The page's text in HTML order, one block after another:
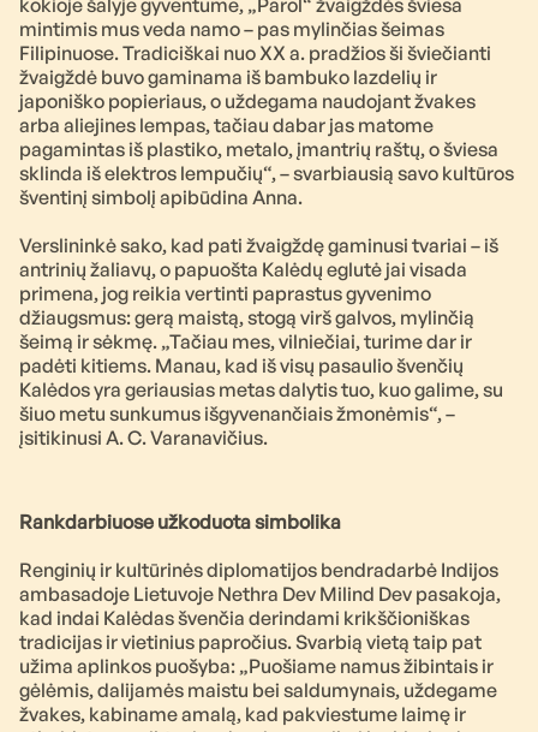
mintimis mus veda namo – pas mylinčias šeimas
Filipinuose. Tradiciškai nuo XX a. pradžios ši šviečianti
žvaigždė buvo gaminama iš bambuko lazdelių ir
japoniško popieriaus, o uždegama naudojant žvakes
arba aliejines lempas, tačiau dabar jas matome
pagamintas iš plastiko, metalo, įmantrių raštų, o šviesa
sklinda iš elektros lempučių“, – svarbiausią savo kultūros
šventinį simbolį apibūdina Anna.
Verslininkė sako, kad pati žvaigždę gaminusi tvariai – iš
antrinių žaliavų, o papuošta Kalėdų eglutė jai visada
primena, jog reikia vertinti paprastus gyvenimo
džiaugsmus: gerą maistą, stogą virš galvos, mylinčią
šeimą ir sėkmę. „Tačiau mes, vilniečiai, turime dar ir
padėti kitiems. Manau, kad iš visų pasaulio švenčių
Kalėdos yra geriausias metas dalytis tuo, kuo galime, su
šiuo metu sunkumus išgyvenančiais žmonėmis“, –
įsitikinusi A. C. Varanavičius.
Rankdarbiuose užkoduota simbolika
Renginių ir kultūrinės diplomatijos bendradarbė Indijos
ambasadoje Lietuvoje Nethra Dev Milind Dev pasakoja,
kad indai Kalėdas švenčia derindami krikščioniškas
tradicijas ir vietinius papročius. Svarbią vietą taip pat
užima aplinkos puošyba: „Puošiame namus žibintais ir
gėlėmis, dalijamės maistu bei saldumynais, uždegame
žvakes, kabiname amalą, kad pakviestume laimę ir